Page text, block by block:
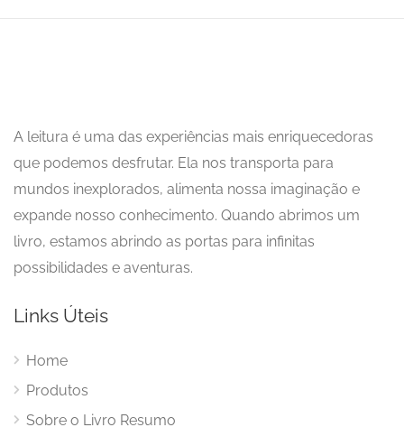
A leitura é uma das experiências mais enriquecedoras
que podemos desfrutar. Ela nos transporta para
mundos inexplorados, alimenta nossa imaginação e
expande nosso conhecimento. Quando abrimos um
livro, estamos abrindo as portas para infinitas
possibilidades e aventuras.
Links Úteis
Home
Produtos
Sobre o Livro Resumo